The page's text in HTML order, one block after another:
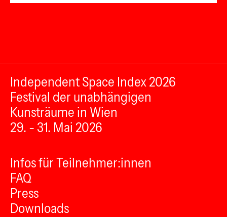
Independent Space Index 2026
Festival der unabhängigen
Kunsträume in Wien
29. - 31. Mai 2026
Infos für Teilnehmer:innen
FAQ
Press
Downloads